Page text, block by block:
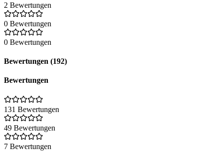
2 Bewertungen
0 Bewertungen
0 Bewertungen
Bewertungen (192)
Bewertungen
131 Bewertungen
49 Bewertungen
7 Bewertungen